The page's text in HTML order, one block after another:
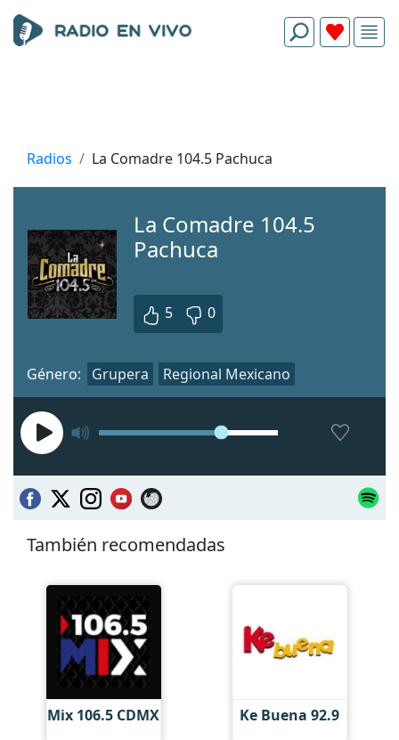
Radios La Comadre 104.5 Pachuca
La Comadre 104.5
Pachuca
5 0
Género: Grupera Regional Mexicano
También recomendadas
Mix 106.5 CDMX Ke Buena 92.9